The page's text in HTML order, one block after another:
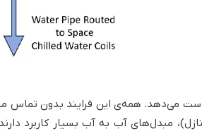
می‌دهد. همه‌ی این فرایند بدون تماس
مبدل‌های آب به آب بسیار کاربرد